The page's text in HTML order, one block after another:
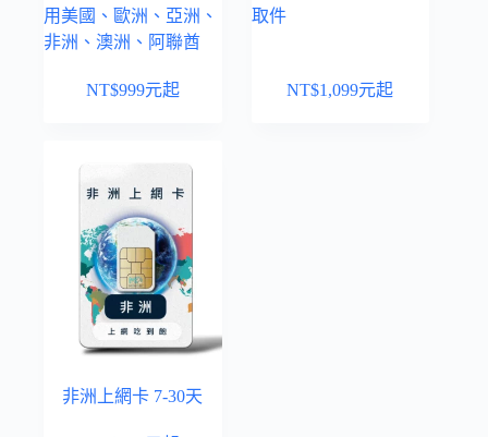
用美國、歐洲、亞洲、
非洲、澳洲、阿聯酋
NT$999元起
取件
NT$1,099元起
非洲上網卡 7-30天